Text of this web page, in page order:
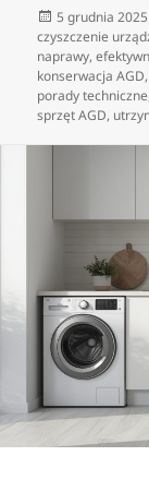
Data
publikacji
5 grudnia 2025
czyszczenie
naprawy,
konserwacja AGD,
porady techniczne
sprzęt AGD,